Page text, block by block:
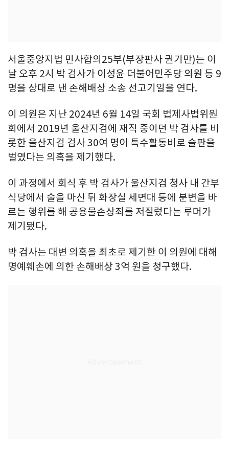
서울중앙지법 민사합의25부(부장판사 권기만)는 이
날 오후 2시 박 검사가 이성윤 더불어민주당 의원 등 9
명을 상대로 낸 손해배상 소송 선고기일을 연다.
이 의원은 지난 2024년 6월 14일 국회 법제사법위원
회에서 2019년 울산지검에 재직 중이던 박 검사를 비
롯한 울산지검 검사 30여 명이 특수활동비로 술판을
벌였다는 의혹을 제기했다.
이 과정에서 회식 후 박 검사가 울산지검 청사 내 간부
식당에서 술을 마신 뒤 화장실 세면대 등에 분변을 바
르는 행위를 해 공용물손상죄를 저질렀다는 루머가
제기됐다.
박 검사는 대변 의혹을 최초로 제기한 이 의원에 대해
명예훼손에 의한 손해배상 3억 원을 청구했다.